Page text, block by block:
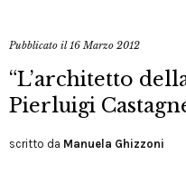
Pubblicato il16 Marzo 2012
“L’architetto
Pierluigi
scritto da Manuela Ghizzoni